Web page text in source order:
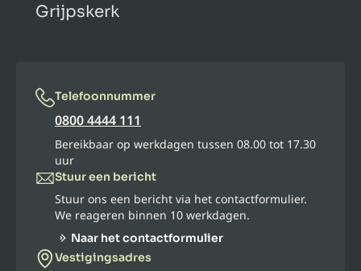
Grijpskerk
Telefoonnummer
0800 4444 111
Bereikbaar op werkdagen tussen 08.00 tot 17.30
uur
Stuur een bericht
Stuur ons een bericht via het contactformulier.
We reageren binnen 10 werkdagen.
Naar het contactformulier
Vestigingsadres